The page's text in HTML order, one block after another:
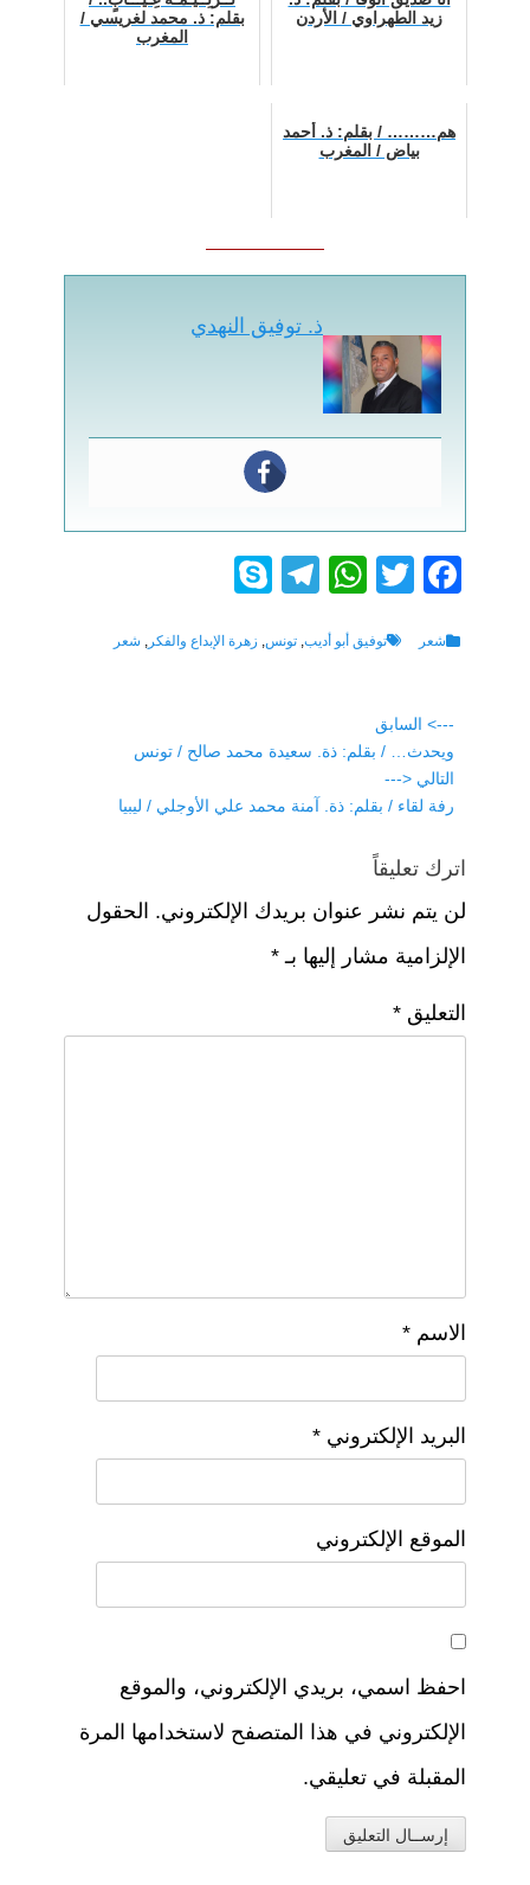
زيد الطهراوي / الأردن
بقلم: ذ. محمد لغريسي /
المغرب
هم……… / بقلم: ذ. أحمد
بياض / المغرب
ذ. توفيق النهدي
F
c
b
o
o
T
tt
W
at
p
p
T
e
m
p
Categories
شعر Tagsتوفيق أبو أديب, تونس, زهرة الإبداع والفكر , شعر
تصفّح
المقالات
---> السابق
Previous
post:
ويحدث… / بقلم: ذة. سعيدة محمد صالح / تونس
التالي <---
Next
رفة لقاء / بقلم: ذة. آمنة محمد علي الأوجلي / ليبيا
اترك تعليقاً
لن يتم نشر عنوان بريدك الإلكتروني. الحقول
الإلزامية مشار إليها بـ *
التعليق *
الاسم *
البريد الإلكتروني *
الموقع الإلكتروني
احفظ اسمي، بريدي الإلكتروني، والموقع
الإلكتروني في هذا المتصفح لاستخدامها المرة
المقبلة في تعليقي.